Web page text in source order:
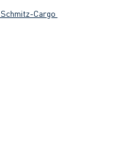
Schmitz-Cargo